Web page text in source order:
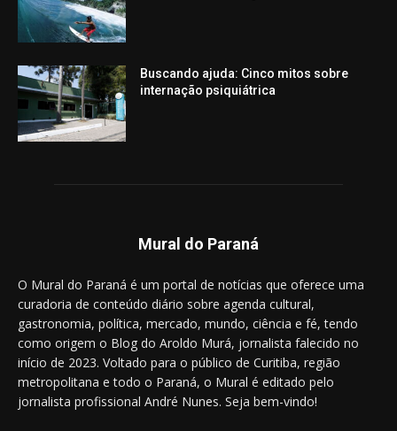
Buscando ajuda: Cinco mitos sobre
internação psiquiátrica
Mural do Paraná
O Mural do Paraná é um portal de notícias que oferece uma
curadoria de conteúdo diário sobre agenda cultural,
gastronomia, política, mercado, mundo, ciência e fé, tendo
como origem o Blog do Aroldo Murá, jornalista falecido no
início de 2023. Voltado para o público de Curitiba, região
metropolitana e todo o Paraná, o Mural é editado pelo
jornalista profissional André Nunes. Seja bem-vindo!